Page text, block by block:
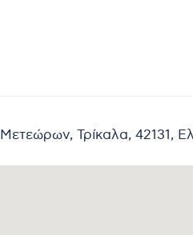
Μετεώρων, Τρίκαλα, 42131,